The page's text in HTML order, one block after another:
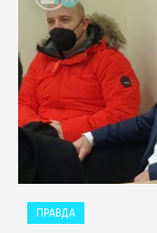
ПРАВДА